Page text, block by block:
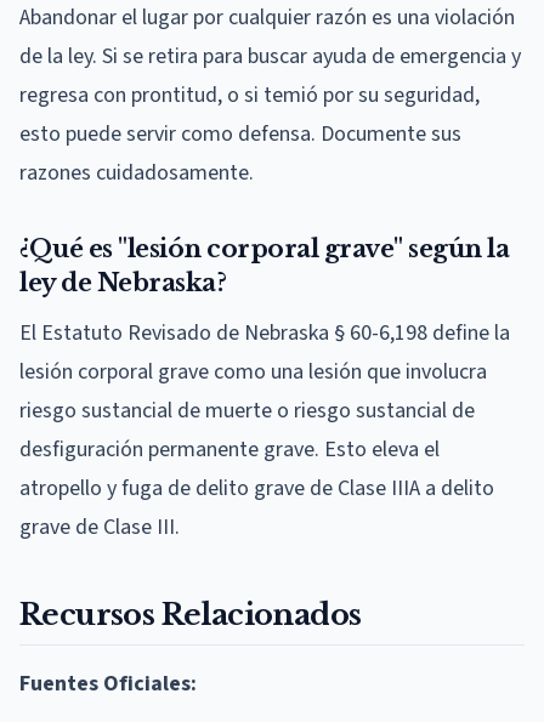
Abandonar el lugar por cualquier razón es una violación
de la ley. Si se retira para buscar ayuda de emergencia y
regresa con prontitud, o si temió por su seguridad,
esto puede servir como defensa. Documente sus
razones cuidadosamente.
¿Qué es "lesión corporal grave" según la
ley de Nebraska?
El Estatuto Revisado de Nebraska § 60-6,198 define la
lesión corporal grave como una lesión que involucra
riesgo sustancial de muerte o riesgo sustancial de
desfiguración permanente grave. Esto eleva el
atropello y fuga de delito grave de Clase IIIA a delito
grave de Clase III.
Recursos Relacionados
Fuentes Oficiales: